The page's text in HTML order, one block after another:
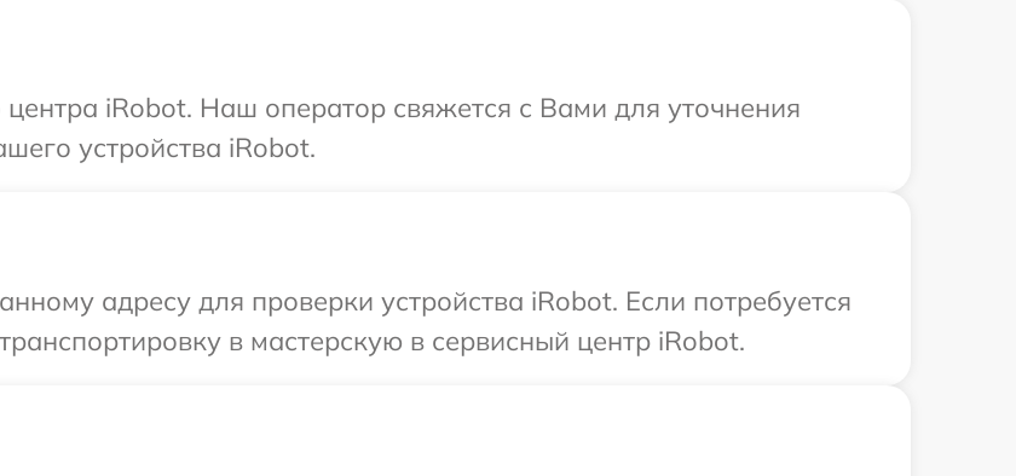
центра iRobot. Наш оператор свяжется с Вами для уточнения
устройства iRobot.
адресу для проверки устройства iRobot. Если потребуется
в мастерскую в сервисный центр iRobot.